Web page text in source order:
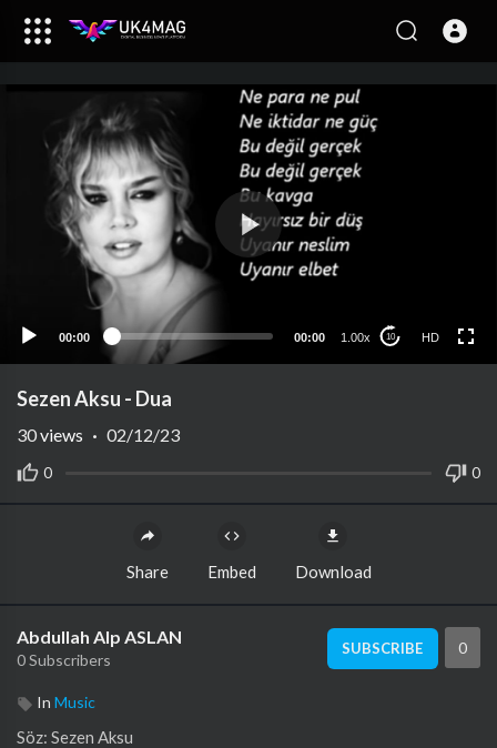
00:00 00:00 1.00x 10 HD
Sezen Aksu - Dua
0 0
30views · 02/12/23
Share Embed Download
Abdullah Alp ASLAN
0 Subscribers
SUBSCRIBE 0
In Music
⁣Söz: Sezen Aksu